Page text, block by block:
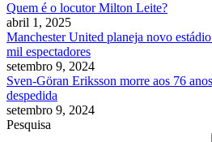
Quem é o locutor Milton Leite?
abril 1, 2025
Manchester United planeja novo
mil espectadores
setembro 9, 2024
Sven-Göran Eriksson morre aos 76
despedida
setembro 9, 2024
Pesquisa